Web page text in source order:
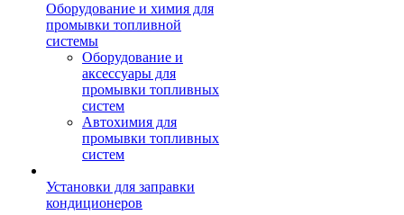
Оборудование и химия для
промывки топливной
системы
Оборудование и
аксессуары для
промывки топливных
систем
Автохимия для
промывки топливных
систем
Установки для заправки
кондиционеров